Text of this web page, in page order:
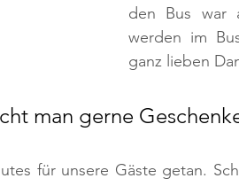
den Bus war
werden im
ganz lieben
man gerne
für unsere Gäste getan.